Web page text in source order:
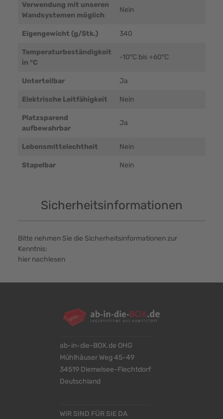
Verwendung mit unseren
Wandsystemen möglich
Nein
Eigengewicht (g/Stk.) 340
Temperaturbeständigkeit
in °C
-10°C bis +60°C
Unterteilbar Ja
Elektrische Leitfähigkeit Nein
Platzsparend
aufbewahrbar
Ja
Lebensmittelechtheit Nein
Stapelbar Nein
Sicherheitsinformationen
Bitte nehmen Sie die Sicherheitsinformationen zur
Kenntnis:
hier nachlesen
ab-in-die-BOX.de OHG
Mühlhäuser Weg 45-49
34519 Diemelsee-Flechtdorf
Deutschland
WIR SIND FÜR SIE DA